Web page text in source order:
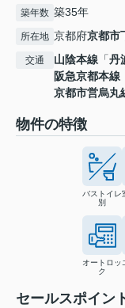
築年数 築35年
所在地 京都府京都市
交通 山陰本線 「丹
阪急京都本線
京都市営烏丸
物件の特徴
バストイレ
別
オートロッ
ク
セールスポイン